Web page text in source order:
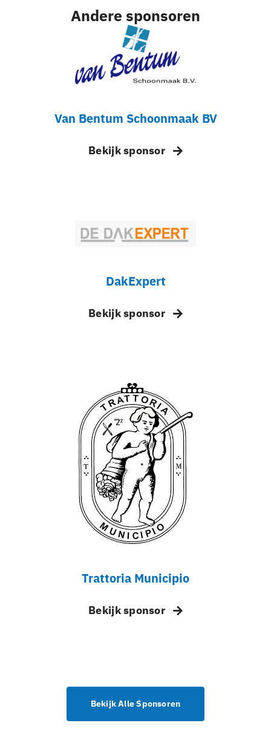
Andere sponsoren
Van Bentum Schoonmaak BV
Bekijk sponsor
DakExpert
Bekijk sponsor
Trattoria Municipio
Bekijk sponsor
Bekijk Alle Sponsoren